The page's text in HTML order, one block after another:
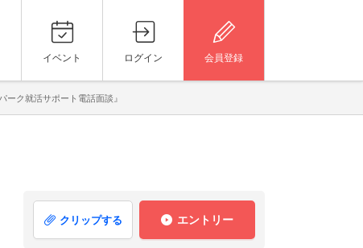
イベント ログイン 会員登録
ク就活サポート電話面談』
クリップする エントリー